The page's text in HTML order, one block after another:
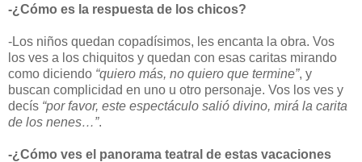
-¿Cómo es la respuesta de los chicos?
-Los niños quedan copadísimos, les encanta la obra. Vos
los ves a los chiquitos y quedan con esas caritas mirando
como diciendo “quiero más, no quiero que termine”, y
buscan complicidad en uno u otro personaje. Vos los ves y
decís “por favor, este espectáculo salió divino, mirá la carita
de los nenes…”.
-¿Cómo ves el panorama teatral de estas vacaciones